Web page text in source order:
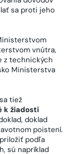
sa proti jeho
vnútra,
z technických
Ministerstva
tiež
k žiadosti
doklad
poistení.
podľa
sú napríklad